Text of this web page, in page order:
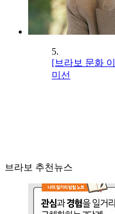
5.
[브라보 문화
미선
브라보 추천뉴스